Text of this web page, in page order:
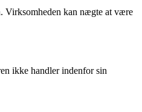
Virksomheden kan nægte at være
ikke handler indenfor sin